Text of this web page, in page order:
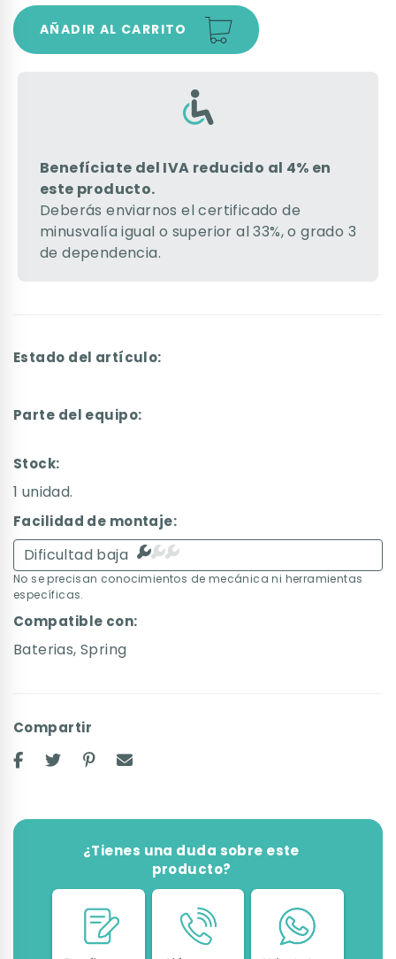
AÑADIR AL CARRITO
Benefíciate del IVA reducido al 4% en
este producto.
Deberás enviarnos el certificado de
minusvalía igual o superior al 33%, o grado 3
de dependencia.
Estado del artículo:
Parte del equipo:
Stock:
1 unidad.
Facilidad de montaje:
Dificultad baja
No se precisan conocimientos de mecánica ni herramientas
específicas.
Compatible con:
Baterias,Spring
Compartir
¿Tienes una duda sobre este
producto?